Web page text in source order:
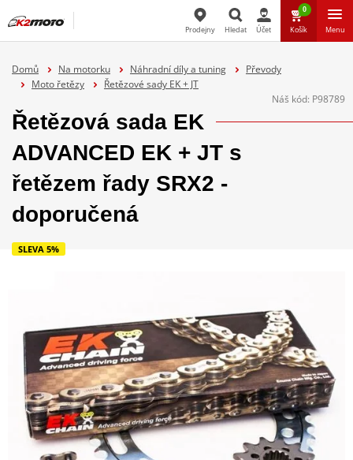
Prodejny Hledat Účet
0
Košík Menu
Domů Na motorku Náhradní díly a tuning
Převody
Moto řetězy
Řetězové sady EK + JT
Náš kód: P98789
Řetězová sada EK
ADVANCED EK + JT s
řetězem řady SRX2 -
doporučená
SLEVA 5%